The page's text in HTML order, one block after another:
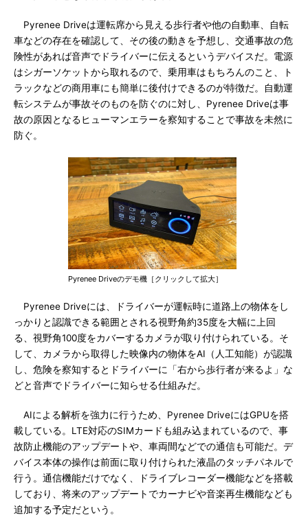
Pyrenee Driveは運転席から見える歩行者や他の自動車、自転
車などの存在を確認して、その後の動きを予想し、交通事故の危
険性があれば音声でドライバーに伝えるというデバイスだ。電源
はシガーソケットから取れるので、乗用車はもちろんのこと、ト
ラックなどの商用車にも簡単に後付けできるのが特徴だ。自動運
転システムが事故そのものを防ぐのに対し、Pyrenee Driveは事
故の原因となるヒューマンエラーを察知することで事故を未然に
防ぐ。
Pyrenee Driveのデモ機［クリックして拡大］
Pyrenee Driveには、ドライバーが運転時に道路上の物体をし
っかりと認識できる範囲とされる視野角約35度を大幅に上回
る、視野角100度をカバーするカメラが取り付けられている。そ
して、カメラから取得した映像内の物体をAI（人工知能）が認識
し、危険を察知するとドライバーに「右から歩行者が来るよ」な
どと音声でドライバーに知らせる仕組みだ。
AIによる解析を強力に行うため、Pyrenee DriveにはGPUを搭
載している。LTE対応のSIMカードも組み込まれているので、事
故防止機能のアップデートや、車両間などでの通信も可能だ。デ
バイス本体の操作は前面に取り付けられた液晶のタッチパネルで
行う。通信機能だけでなく、ドライブレコーダー機能などを搭載
しており、将来のアップデートでカーナビや音楽再生機能なども
追加する予定だという。